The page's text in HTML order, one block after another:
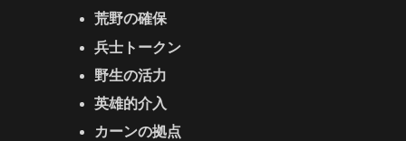
荒野の確保
兵士トークン
野生の活力
英雄的介入
カーンの拠点